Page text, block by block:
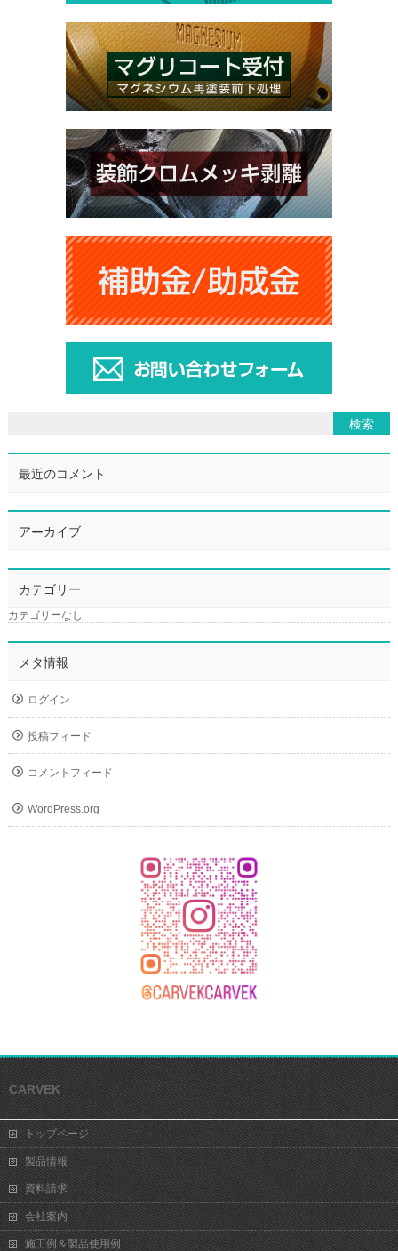
最近のコメント
アーカイブ
カテゴリー
カテゴリーなし
メタ情報
ログイン
投稿フィード
コメントフィード
WordPress.org
CARVEK
トップページ
製品情報
資料請求
会社案内
施工例＆製品使用例